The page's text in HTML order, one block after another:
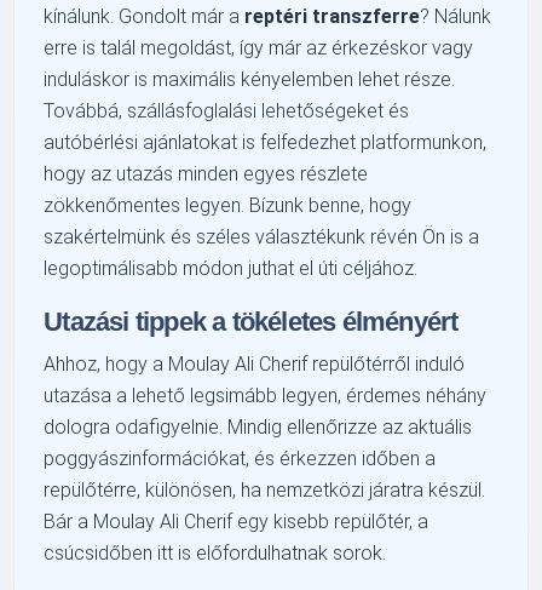
kínálunk. Gondolt már a reptéri transzferre? Nálunk
erre is talál megoldást, így már az érkezéskor vagy
induláskor is maximális kényelemben lehet része.
Továbbá, szállásfoglalási lehetőségeket és
autóbérlési ajánlatokat is felfedezhet platformunkon,
hogy az utazás minden egyes részlete
zökkenőmentes legyen. Bízunk benne, hogy
szakértelmünk és széles választékunk révén Ön is a
legoptimálisabb módon juthat el úti céljához.
Utazási tippek a tökéletes élményért
Ahhoz, hogy a Moulay Ali Cherif repülőtérről induló
utazása a lehető legsimább legyen, érdemes néhány
dologra odafigyelnie. Mindig ellenőrizze az aktuális
poggyászinformációkat, és érkezzen időben a
repülőtérre, különösen, ha nemzetközi járatra készül.
Bár a Moulay Ali Cherif egy kisebb repülőtér, a
csúcsidőben itt is előfordulhatnak sorok.